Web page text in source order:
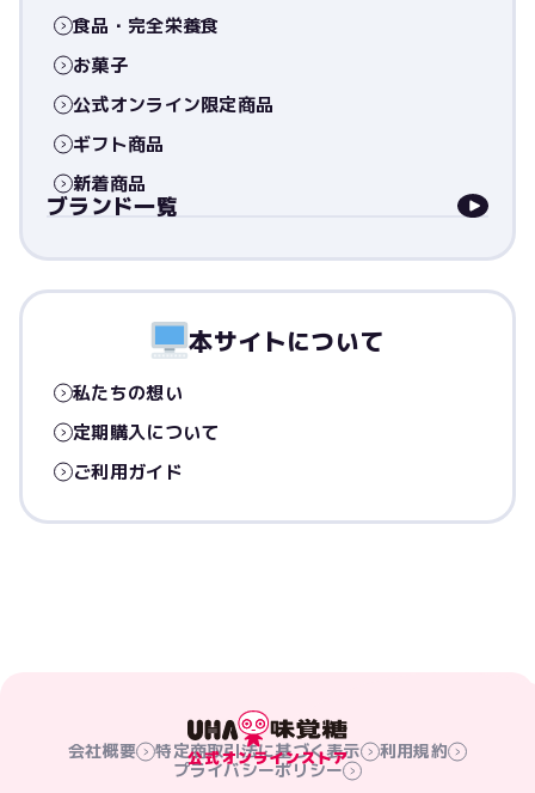
食品・完全栄養食
お菓子
公式オンライン限定商品
ギフト商品
新着商品
ブランド一覧
本サイトについて
私たちの想い
定期購入について
ご利用ガイド
会社概要 特定商取引法に基づく表示
利用規約
プライバシーポリシー